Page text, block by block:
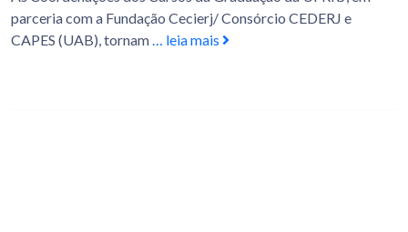
parceria com a Fundação Cecierj/ Consórcio CEDERJ e
CAPES (UAB), tornam… leia mais